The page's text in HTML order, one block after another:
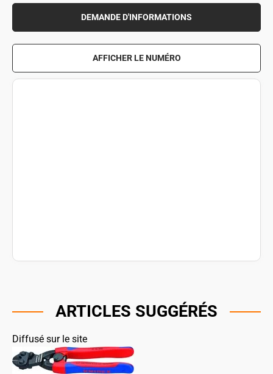
DEMANDE D'INFORMATIONS
AFFICHER LE NUMÉRO
ARTICLES SUGGÉRÉS
Diffusé sur le site